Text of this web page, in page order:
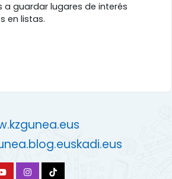
a guardar lugares de interés
en listas.